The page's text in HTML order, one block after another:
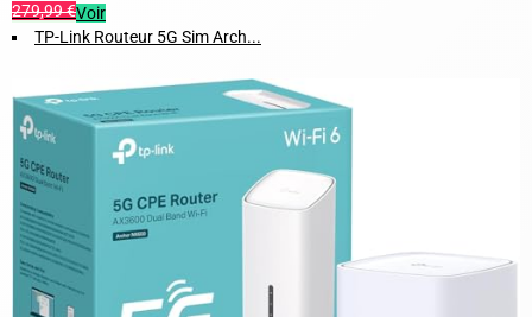
279,99 €Voir
TP-Link Routeur 5G Sim Arch...